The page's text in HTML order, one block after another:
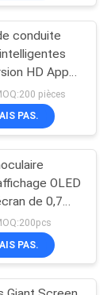
conduite
HD Appel
de vie
pour les
conduite /
pièces
PAS.
OLED
de 0,7
lunettes
PAS.